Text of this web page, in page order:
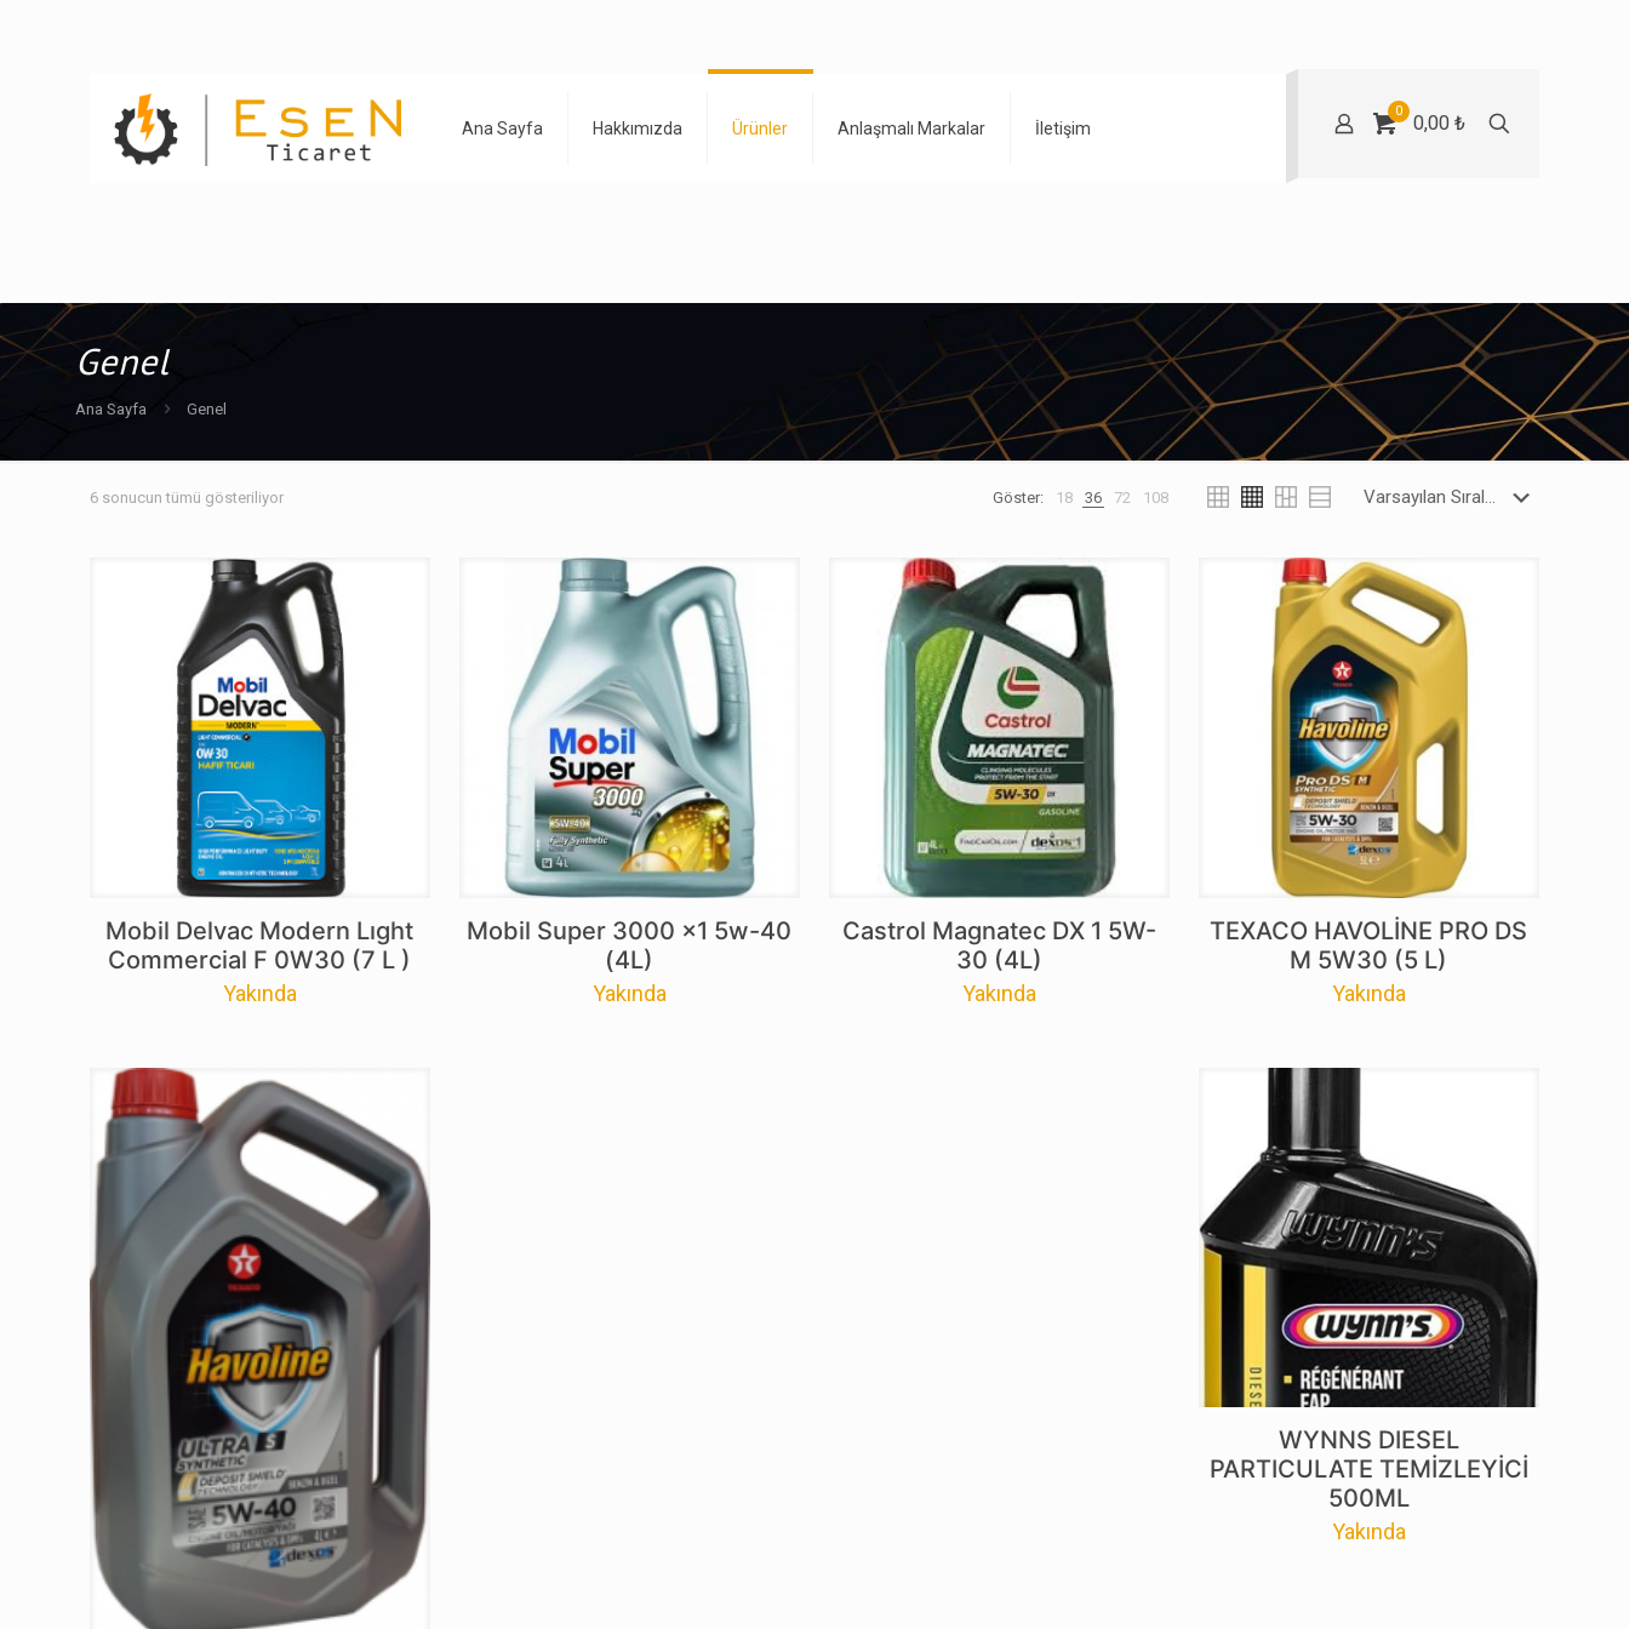
Ana Sayfa Hakkımızda Ürünler Anlaşmalı Markalar İletişim
0
0,00 ₺
Genel
Ana Sayfa Genel
6 sonucun tümü gösteriliyor Göster: 18 36 72 108
Mobil Delvac Modern Lıght
Commercial F 0W30 (7 L )
Yakında
Mobil Super 3000 x1 5w-40
(4L)
Yakında
Castrol Magnatec DX 1 5W-
30 (4L)
Yakında
TEXACO HAVOLİNE PRO DS
M 5W30 (5 L)
Yakında
WYNNS DIESEL
PARTICULATE TEMİZLEYİCİ
500ML
Yakında